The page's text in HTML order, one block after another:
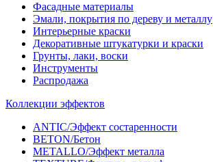
Фасадные материалы
Эмали, покрытия по дереву и металлу
Интерьерные краски
Декоративные штукатурки и краски
Грунты, лаки, воски
Инструменты
Распродажа
Коллекции эффектов
ANTIC/Эффект состаренности
BETON/Бетон
METALLO/Эффект металла